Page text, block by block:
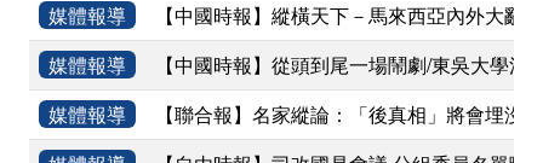
媒體報導
【中國時報】縱橫天下－馬來西亞內外大亂
媒體報導
【中國時報】從頭到尾一場鬧劇/東吳大學法
媒體報導
【聯合報】名家縱論：「後真相」將會埋沒